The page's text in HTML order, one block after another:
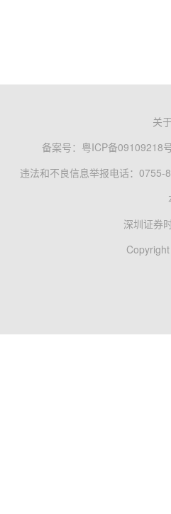
关
备案号： 粤ICP备09109218
违法和不良信息举报电话：0755-
深圳证券